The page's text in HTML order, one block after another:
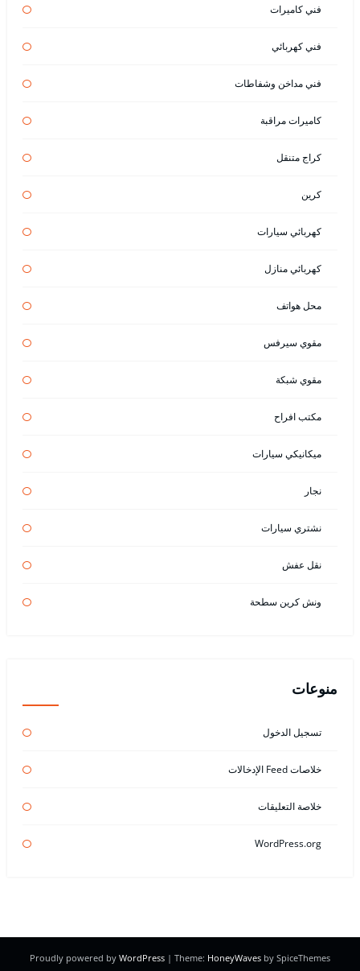
فني كاميرات
فني كهربائي
فني مداخن وشفاطات
كاميرات مراقبة
كراج متنقل
كرين
كهربائي سيارات
كهربائي منازل
محل هواتف
مقوي سيرفس
مقوي شبكة
مكتب افراح
ميكانيكي سيارات
نجار
نشتري سيارات
نقل عفش
ونش كرين سطحة
منوعات
تسجيل الدخول
خلاصات Feed الإدخالات
خلاصة التعليقات
WordPress.org
Proudly powered by WordPress | Theme: HoneyWaves by SpiceThemes